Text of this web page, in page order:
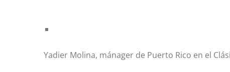
Yadier Molina, mánager de Puerto Rico en el